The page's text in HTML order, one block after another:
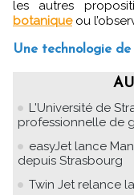
les autres
botaniqueou
Une technologie
L'Université de
professionnelle de
easyJet lance
depuis Strasbourg
Twin Jet relance